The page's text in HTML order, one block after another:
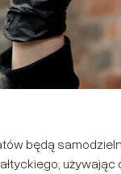
będą
używając